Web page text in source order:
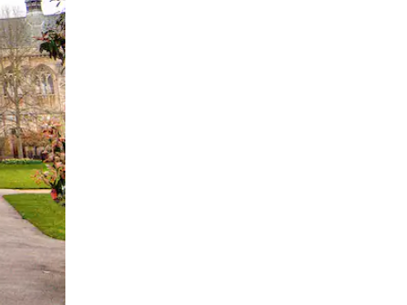
glisser.